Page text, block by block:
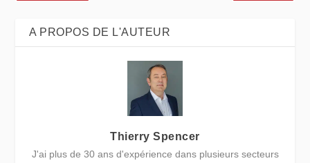
A PROPOS DE L'AUTEUR
Thierry Spencer
J'ai plus de 30 ans d'expérience dans plusieurs secteurs